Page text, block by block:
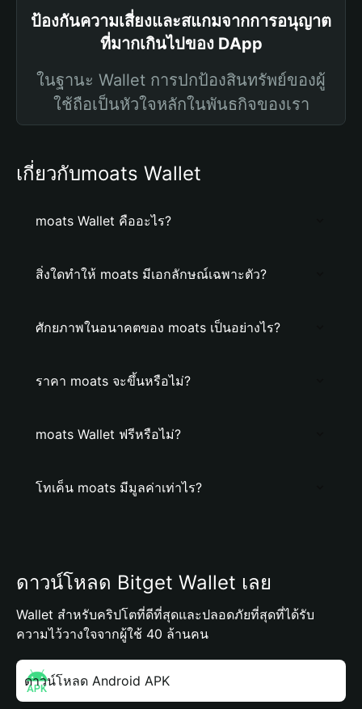
ป้องกันความเสี่ยงและสแกมจากการอนุญาต
ที่มากเกินไปของ DApp
ในฐานะ Wallet การปกป้องสินทรัพย์ของผู้
ใช้ถือเป็นหัวใจหลักในพันธกิจของเรา
เกี่ยวกับmoats Wallet
moats Wallet คืออะไร?
สิ่งใดทำให้ moats มีเอกลักษณ์เฉพาะตัว?
ศักยภาพในอนาคตของ moats เป็นอย่างไร?
ราคา moats จะขึ้นหรือไม่?
moats Wallet ฟรีหรือไม่?
โทเค็น moats มีมูลค่าเท่าไร?
ดาวน์โหลด Bitget Wallet เลย
Wallet สำหรับคริปโตที่ดีที่สุดและปลอดภัยที่สุดที่ได้รับ
ความไว้วางใจจากผู้ใช้ 40 ล้านคน
ดาวน์โหลด Android APK